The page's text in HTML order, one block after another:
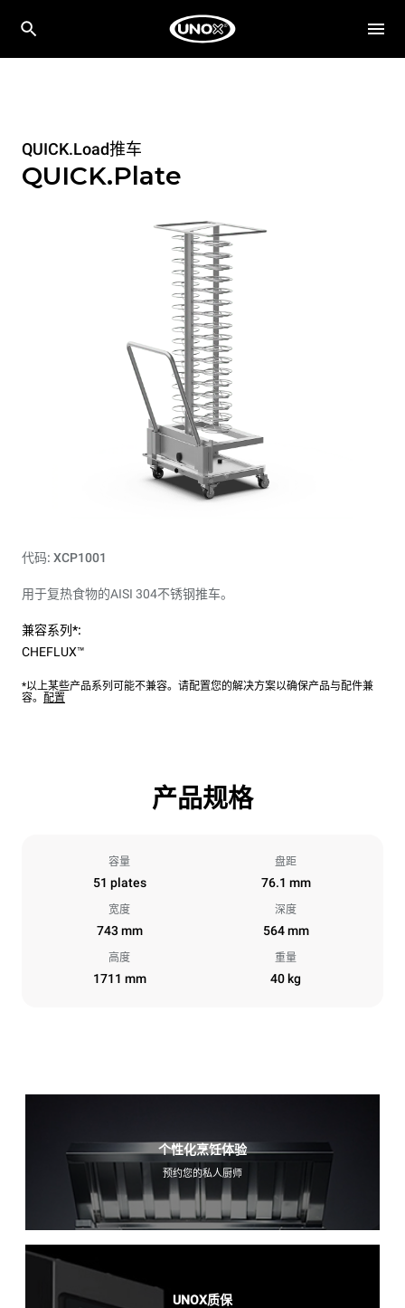
QUICK.Load推车
QUICK.Plate
代码: XCP1001
用于复热食物的AISI 304不锈钢推车。
兼容系列*:
CHEFLUX™
*以上某些产品系列可能不兼容。请配置您的解决方案以确保产品与配件兼
容。 配置
产品规格
容量
51 plates
盘距
76.1 mm
宽度
743 mm
深度
564 mm
高度
1711 mm
重量
40 kg
个性化烹饪体验
预约您的私人厨师
UNOX质保